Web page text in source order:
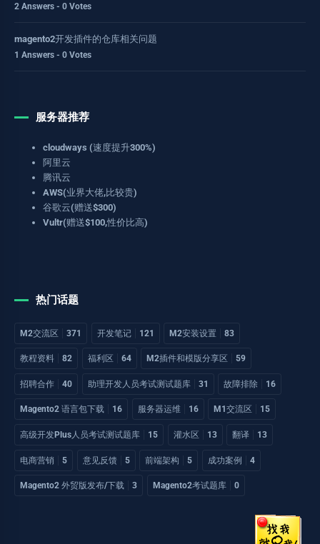
2 Answers - 0 Votes
magento2开发插件的仓库相关问题
1 Answers - 0 Votes
服务器推荐
cloudways (速度提升300%)
阿里云
腾讯云
AWS(业界大佬,比较贵)
谷歌云(赠送$300)
Vultr(赠送$100,性价比高)
热门话题
M2交流区 371 开发笔记 121 M2安装设置 83
教程资料 82 福利区 64 M2插件和模版分享区 59
招聘合作 40 助理开发人员考试测试题库 31 故障排除 16
Magento2 语言包下载 16 服务器运维 16 M1交流区 15
高级开发Plus人员考试测试题库 15 灌水区 13 翻译 13
电商营销 5 意见反馈 5 前端架构 5 成功案例 4
Magento2 外贸版发布/下载 3 Magento2考试题库 0